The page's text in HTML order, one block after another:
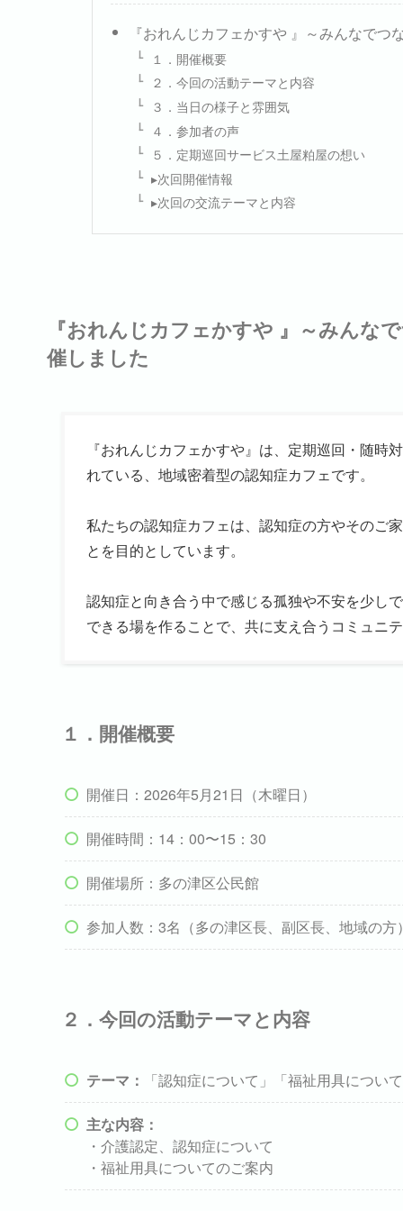
『おれんじカフェかすや 』～みんなで
１．開催概要
２．今回の活動テーマと内容
３．当日の様子と雰囲気
４．参加者の声
５．定期巡回サービス土屋粕屋の想い
▸次回開催情報
▸次回の交流テーマと内容
『おれんじカフェかすや 』～みんな
催しました
『おれんじカフェかすや』は、定期巡回・随
れている、地域密着型の認知症カフェです。
私たちの認知症カフェは、認知症の方やそのご
とを目的としています。
認知症と向き合う中で感じる孤独や不安を少し
できる場を作ることで、共に支え合うコミュニ
１．開催概要
開催日：2026年5月21日（木曜日）
開催時間：14：00〜15：30
開催場所：多の津区公民館
参加人数：3名（多の津区長、副区長、地域の方
２．今回の活動テーマと内容
テーマ： 「認知症について」「福祉用具につい
主な内容：
・介護認定、認知症について
・福祉用具についてのご案内